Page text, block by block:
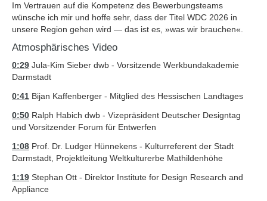
Im Vertrauen auf die Kompetenz des Bewerbungsteams
wünsche ich mir und hoffe sehr, dass der Titel WDC 2026 in
unsere Region gehen wird — das ist es, »was wir brauchen«.
Atmosphärisches Video
0:29 Jula-Kim Sieber dwb - Vorsitzende Werkbundakademie
Darmstadt
0:41 Bijan Kaffenberger - Mitglied des Hessischen Landtages
0:50 Ralph Habich dwb - Vizepräsident Deutscher Designtag
und Vorsitzender Forum für Entwerfen
1:08 Prof. Dr. Ludger Hünnekens - Kulturreferent der Stadt
Darmstadt, Projektleitung Weltkulturerbe Mathildenhöhe
1:19 Stephan Ott - Direktor Institute for Design Research and
Appliance